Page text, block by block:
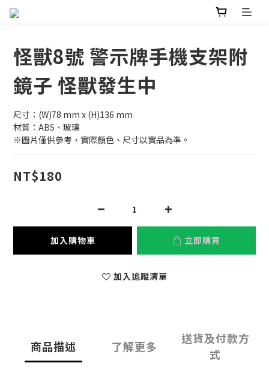
怪獸8號 警示牌手機支架附
鏡子 怪獸發生中
尺寸：(W)78 mm x (H)136 mm
材質：ABS、玻璃
※圖片僅供參考，實際顏色、尺寸以實品為準。
NT$180
加入購物車 立即購買
加入追蹤清單
商品描述 了解更多
送貨及付款方
式